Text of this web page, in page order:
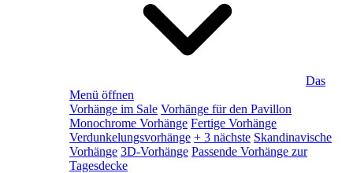
Das
Menü öffnen
Vorhänge im Sale Vorhänge für den Pavillon
Monochrome Vorhänge Fertige Vorhänge
Verdunkelungsvorhänge + 3 nächste Skandinavische
Vorhänge 3D-Vorhänge Passende Vorhänge zur
Tagesdecke